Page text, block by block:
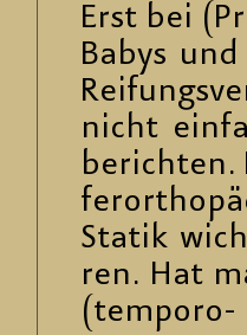
Erst bei
Babys
nicht
be­rich­ten.
Sta­tik
ren. Hat